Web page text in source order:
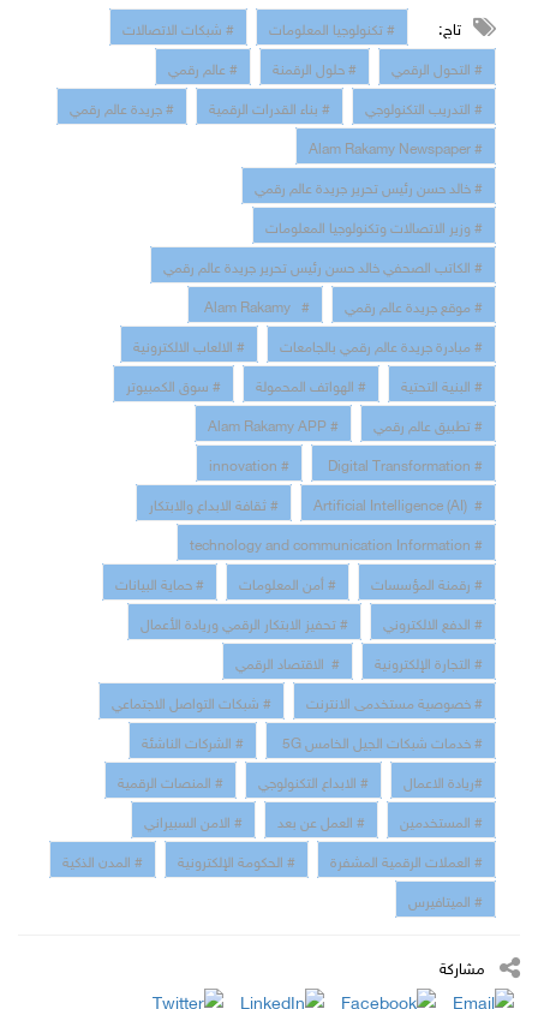
تاج: # تكنولوجيا المعلومات
# شبكات الاتصالات
# التحول الرقمي
# حلول الرقمنة
# عالم رقمي
# التدريب التكنولوجي
# بناء القدرات الرقمية
# جريدة عالم رقمي
# Alam Rakamy Newspaper
# خالد حسن رئيس تحرير جريدة عالم رقمي
# وزير الاتصالات وتكنولوجيا المعلومات
# الكاتب الصحفي خالد حسن رئيس تحرير جريدة عالم رقمي
# موقع جريدة عالم رقمي
# Alam Rakamy
# مبادرة جريدة عالم رقمي بالجامعات
# الالعاب الالكترونية
# البنية التحتية
# الهواتف المحمولة
# سوق الكمبيوتر
# تطبيق عالم رقمي
# Alam Rakamy APP
# Digital Transformation
# innovation
# Artificial Intelligence (AI)
# ثقافة الابداع والابتكار
# technology and communication Information
# رقمنة المؤسسات
# أمن المعلومات
# حماية البيانات
# الدفع الالكتروني
# تحفيز الابتكار الرقمي وريادة الأعمال
# التجارة الإلكترونية
# الاقتصاد الرقمي
# خصوصية مستخدمى الانترنت
# شبكات التواصل الاجتماعي
# خدمات شبكات الجيل الخامس 5G
# الشركات الناشئة
#ريادة الاعمال
# الابداع التكنولوجي
# المنصات الرقمية
# المستخدمين
# العمل عن بعد
# الامن السبيراني
# العملات الرقمية المشفرة
# الحكومة الإلكترونية
# المدن الذكية
# الميتافيرس
مشاركة